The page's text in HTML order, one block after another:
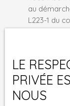
au
L223-1 du
Internet
Société
BLOIS
Pour en
LE
PRIVÉE
NOUS